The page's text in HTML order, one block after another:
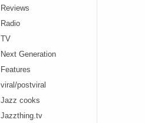
Reviews
Radio
TV
Next Generation
Features
viral/postviral
Jazz cooks
Jazzthing.tv